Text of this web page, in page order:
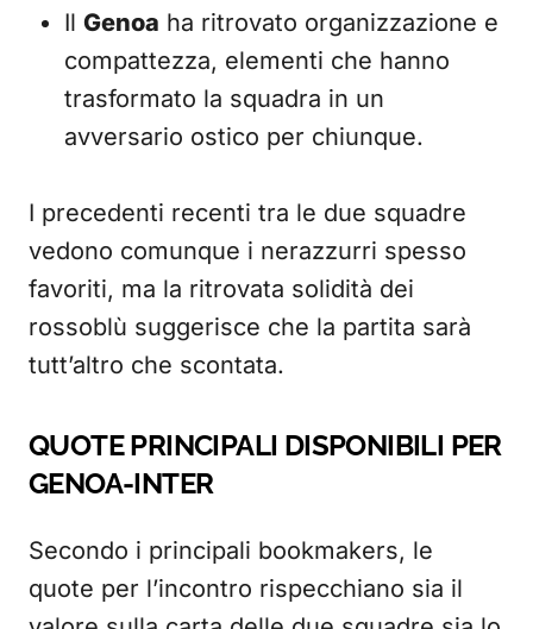
Il Genoa ha ritrovato organizzazione e
compattezza, elementi che hanno
trasformato la squadra in un
avversario ostico per chiunque.
I precedenti recenti tra le due squadre
vedono comunque i nerazzurri spesso
favoriti, ma la ritrovata solidità dei
rossoblù suggerisce che la partita sarà
tutt’altro che scontata.
QUOTE PRINCIPALI DISPONIBILI PER
GENOA-INTER
Secondo i principali bookmakers, le
quote per l’incontro rispecchiano sia il